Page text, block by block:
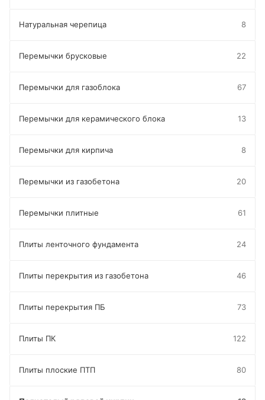
Натуральная черепица 8
Перемычки брусковые 22
Перемычки для газоблока 67
Перемычки для керамического блока 13
Перемычки для кирпича 8
Перемычки из газобетона 20
Перемычки плитные 61
Плиты ленточного фундамента 24
Плиты перекрытия из газобетона 46
Плиты перекрытия ПБ 73
Плиты ПК 122
Плиты плоские ПТП 80